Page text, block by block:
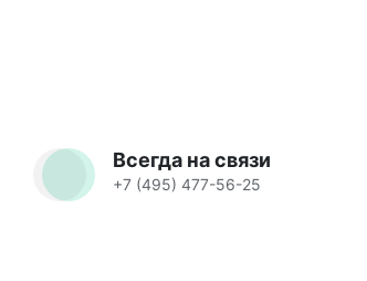
Всегда на связи
+7 (495) 477-56-25